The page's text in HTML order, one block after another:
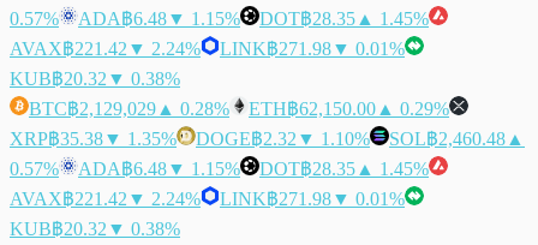
0.57%
ADA฿6.48▼ 1.15% DOT฿28.35 ▲ 1.45%
AVAX฿221.42 ▼ 2.24% LINK฿271.98▼ 0.01%
KUB฿20.32 ▼ 0.38%
BTC฿2,129,029 ▲ 0.28% ETH฿62,150.00 ▲ 0.29%
XRP฿35.38▼ 1.35% DOGE฿2.32 ▼ 1.10% SOL฿2,460.48 ▲
0.57%
ADA฿6.48▼ 1.15% DOT฿28.35 ▲ 1.45%
AVAX฿221.42 ▼ 2.24% LINK฿271.98▼ 0.01%
KUB฿20.32 ▼ 0.38%